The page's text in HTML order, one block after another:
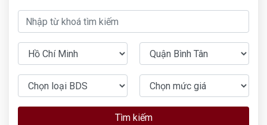
Tìm kiếm